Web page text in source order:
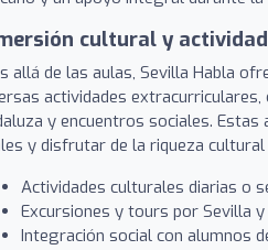
cultural y
allá de las aulas, Sevilla Habla
actividades
y encuentros sociales.
y disfrutar de la riqueza
Actividades culturales diarias o
Excursiones y tours por Sevilla y
Integración social con alumnos